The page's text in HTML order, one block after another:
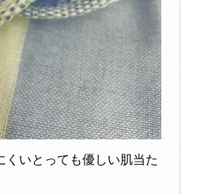
くいとっても優しい肌当た